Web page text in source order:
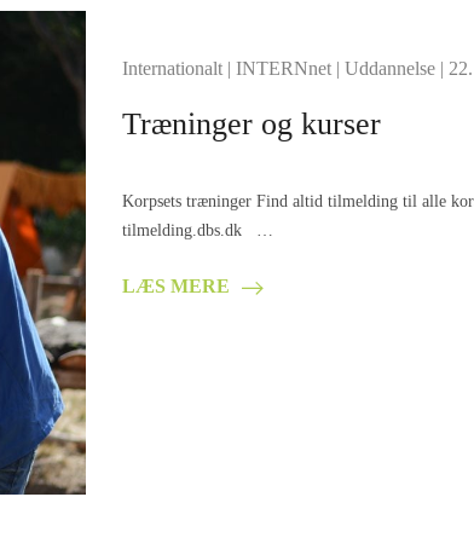
Internationalt | INTERNnet | Uddannelse |
Træninger og kurser
Korpsets træninger Find altid tilmelding til alle
tilmelding.dbs.dk …
LÆS MERE